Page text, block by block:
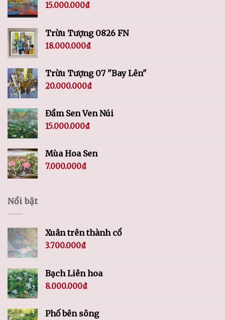
15.000.000₫
Trừu Tượng 0826 FN
18.000.000₫
Trừu Tượng 07 "Bay Lên"
20.000.000₫
Đầm Sen Ven Núi
15.000.000₫
Mùa Hoa Sen
7.000.000₫
Nổi bật
Xuân trên thành cổ
3.700.000₫
Bạch Liên hoa
8.000.000₫
Phố bên sông